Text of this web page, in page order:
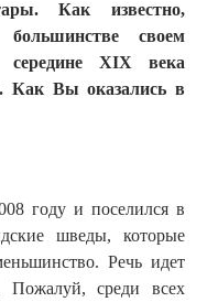
Как известно,
своем
середине XIX века
Как Вы оказались в
году и поселился в
шведы, которые
Речь идет
Пожалуй, среди всех